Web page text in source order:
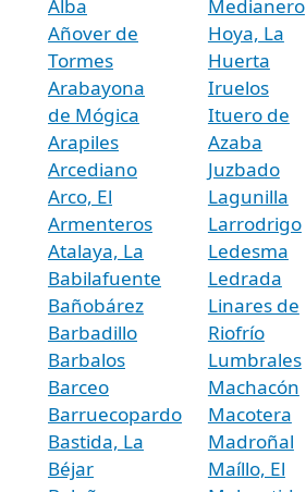
Alba
Añover de
Tormes
Arabayona
de Mógica
Arapiles
Arcediano
Arco, El
Armenteros
Atalaya, La
Babilafuente
Bañobárez
Barbadillo
Barbalos
Barceo
Barruecopardo
Bastida, La
Béjar
Medianero
Hoya, La
Huerta
Iruelos
Ituero de
Azaba
Juzbado
Lagunilla
Larrodrigo
Ledesma
Ledrada
Linares de
Riofrío
Lumbrales
Machacón
Macotera
Madroñal
Maíllo, El